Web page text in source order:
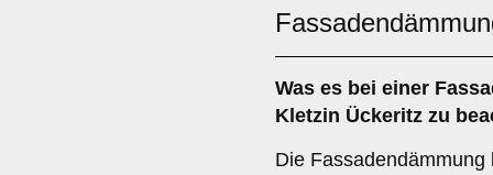
Was es bei einer
Kletzin Ückeritz zu
Die